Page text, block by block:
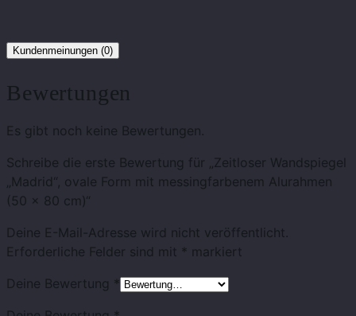
Kundenmeinungen (0)
Bewertungen
Es gibt noch keine Bewertungen.
Schreibe die erste Bewertung für „Zeitloser Wandspiegel
„Madrid“, ovale Form mit messingfarbenem Alurahmen
(50 x 80 cm)“
Deine E-Mail-Adresse wird nicht veröffentlicht.
Erforderliche Felder sind mit * markiert
Deine Bewertung *